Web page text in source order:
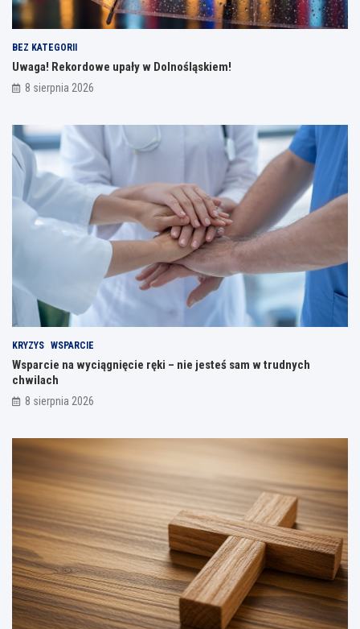
BEZ KATEGORII
Uwaga! Rekordowe upały w Dolnośląskiem!
8 sierpnia 2026
KRYZYS WSPARCIE
Wsparcie na wyciągnięcie ręki – nie jesteś sam w trudnych
chwilach
8 sierpnia 2026